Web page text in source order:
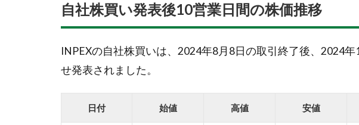
自社株買い発表後10営業日間の株価推移
INPEXの自社株買いは、2024年8月8日の取引終了後、2024
せ発表されました。
日付 始値 高値 安値